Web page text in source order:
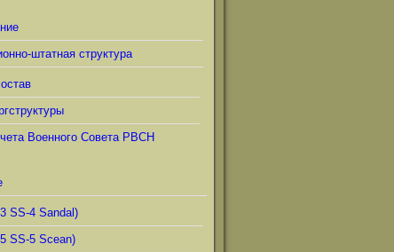
штатная структура
Военного Совета РВСН
SS-4 Sandal)
SS-5 Scean)